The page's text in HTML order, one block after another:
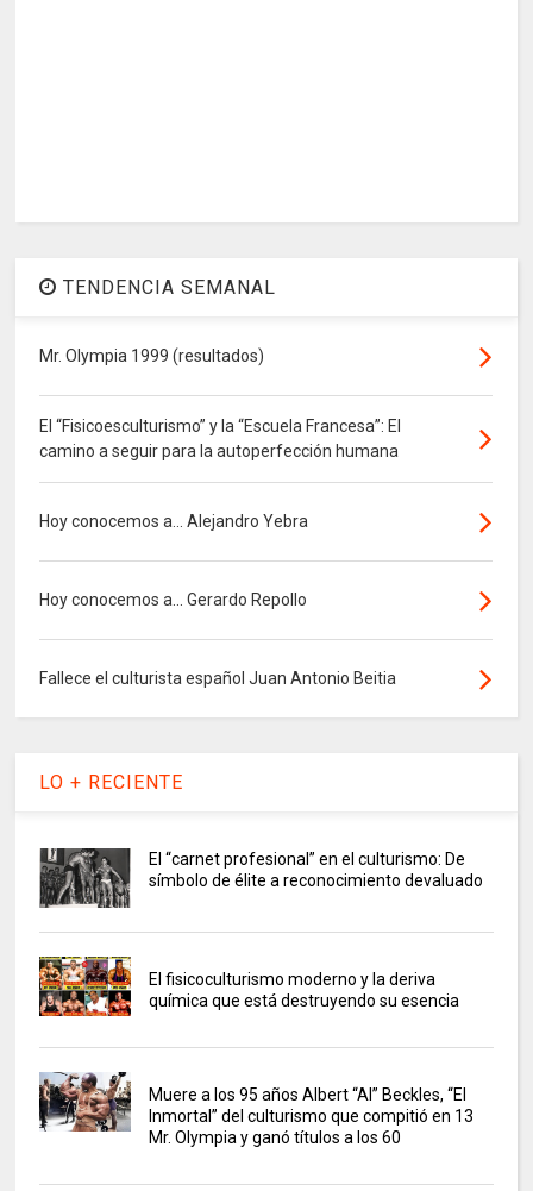
TENDENCIA SEMANAL
Mr. Olympia 1999 (resultados)
El “Fisicoesculturismo” y la “Escuela Francesa”: El
camino a seguir para la autoperfección humana
Hoy conocemos a... Alejandro Yebra
Hoy conocemos a... Gerardo Repollo
Fallece el culturista español Juan Antonio Beitia
LO + RECIENTE
El “carnet profesional” en el culturismo: De
símbolo de élite a reconocimiento devaluado
El fisicoculturismo moderno y la deriva
química que está destruyendo su esencia
Muere a los 95 años Albert “Al” Beckles, “El
Inmortal” del culturismo que compitió en 13
Mr. Olympia y ganó títulos a los 60